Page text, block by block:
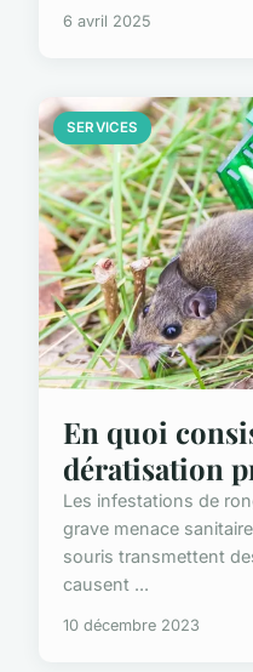
6 avril 2025
SERVICES
En quoi
dératisation
Les infestations de
grave menace
souris transmettent
causent ...
10 décembre 2023